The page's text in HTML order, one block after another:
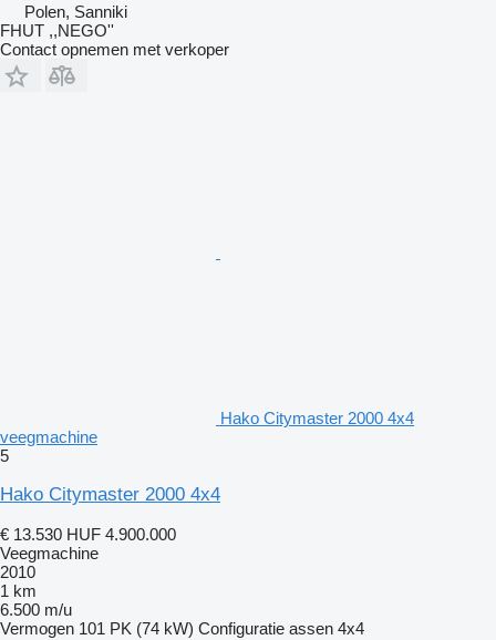
Polen, Sanniki
FHUT ,,NEGO''
Contact opnemen met verkoper
Hako Citymaster 2000 4x4
veegmachine
5
Hako Citymaster 2000 4x4
€ 13.530 HUF 4.900.000
Veegmachine
2010
1 km
6.500 m/u
Vermogen 101 PK (74 kW) Configuratie assen 4x4